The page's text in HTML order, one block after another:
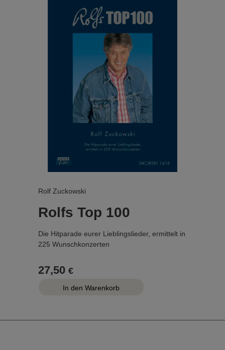
ruhigere und besinnliche Seite des Künstlers
entdecken.
Dabei ist das Liederbuch auch eine Zeitreise
durch die musikalische Entwicklung von Rolf
Zuckowski - vom begeisterten
Kinderliedermacher, der mit der großen
Popularität seiner Stücke neue Volkslieder
geschaffen hat, bis zum Interpreten für
erwachsene Hörer.
Rolf Zuckowski
Rolfs Top 100
Die Hitparade eurer Lieblingslieder, ermittelt in
225 Wunschkonzerten
In diesem Liederbuch sind die 100
meistgewünschten Lieder der Zuhörer von
225 Konzerten seit 2004 zusammengefasst,
27,50 €